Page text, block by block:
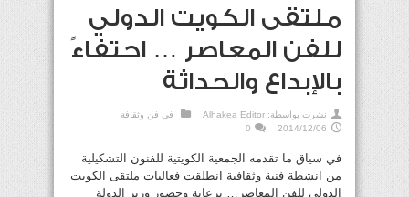
ملتقى الكويت الدولي
للفن المعاصر … احتفاءً
بالإبداع والحداثة
نشرت بواسطة: Alhakea Editor في فن وثقافة
2014/12/06
0
في سياق ما تقدمه الجمعية الكويتية للفنون التشكيلية
من انشطة فنية وثقافية انطلقت فعاليات ملتقى الكويت
الدولي للفن المعاصر… برعاية وحضور وزير الدولة